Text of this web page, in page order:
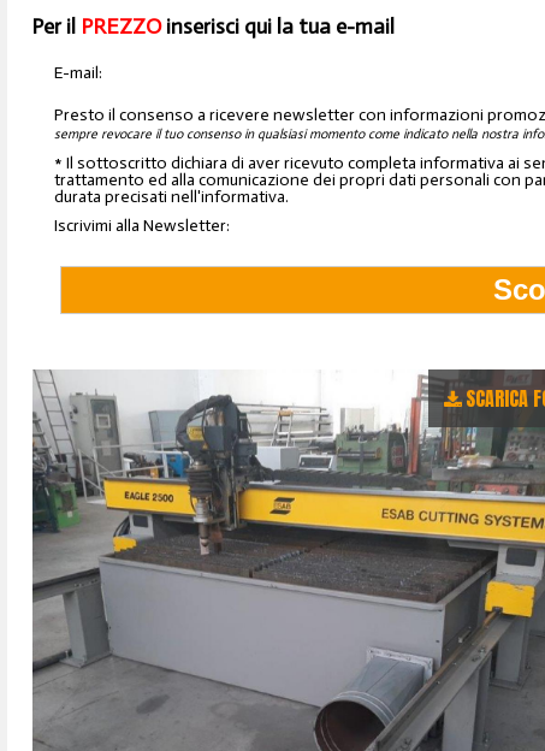
Per il PREZZOinserisci qui la tua e-mail
E-mail:
Presto il consenso a ricevere newsletter con informazioni
sempre revocare il tuo consenso in qualsiasi momento come indicato nella nostra
* Il sottoscritto dichiara di aver ricevuto completa informativa ai
trattamento ed alla comunicazione dei propri dati personali con
durata precisati nell'informativa.
Iscrivimi alla Newsletter:
SCARICA